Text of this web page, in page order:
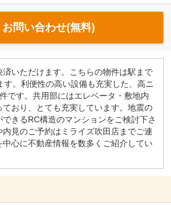
お問い合わせ(無料)
いただけます。こちらの物件は駅まで
す。利便性の高い設備も充実した、高ニ
です。共用部にはエレベータ・敷地内
ており、とても充実しています。地震の
できるRC構造のマンションをご検討下さ
見のご予約はミライズ吹田店までご連
心に不動産情報を数多くご紹介してい